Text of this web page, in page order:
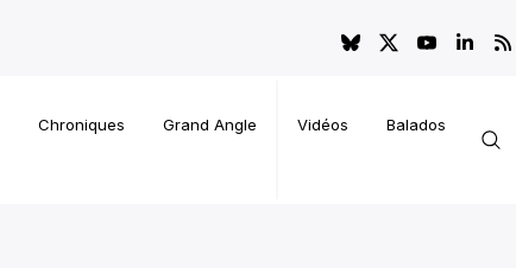
Chroniques Grand Angle Vidéos Balados